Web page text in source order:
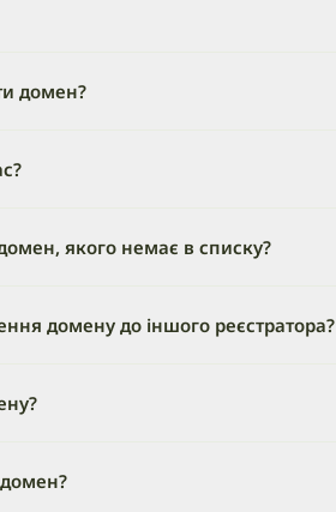
домен?
якого немає в списку?
домену до іншого реєстратора?